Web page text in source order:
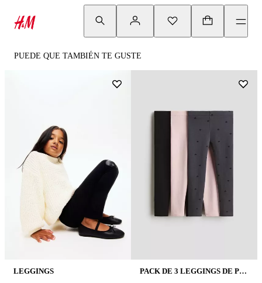
PUEDE QUE TAMBIÉN TE GUSTE
LEGGINGS PACK DE 3 LEGGINGS DE PUNTO CON INTERIOR CEPILLADO